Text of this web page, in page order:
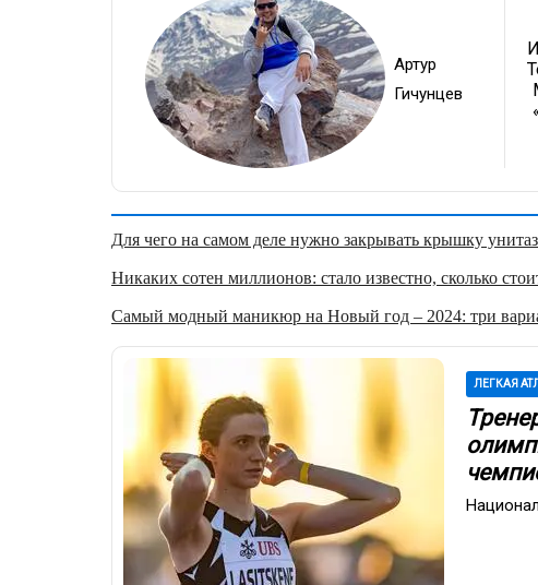
Артур
Гичунцев
Для чего на самом деле нужно закрывать крышку
Никаких сотен миллионов: стало известно, сколько
Самый модный маникюр на Новый год – 2024: три
ЛЕГКАЯ